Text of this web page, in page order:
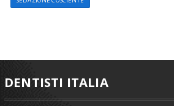
DENTISTI ITALIA